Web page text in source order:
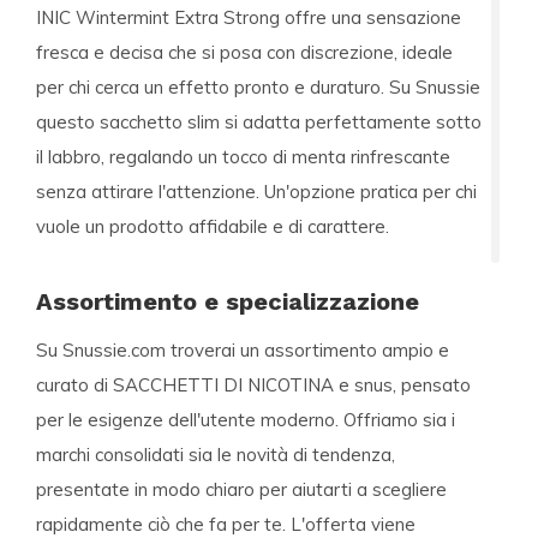
INIC Wintermint Extra Strong offre una sensazione
fresca e decisa che si posa con discrezione, ideale
per chi cerca un effetto pronto e duraturo. Su Snussie
questo sacchetto slim si adatta perfettamente sotto
il labbro, regalando un tocco di menta rinfrescante
senza attirare l'attenzione. Un'opzione pratica per chi
vuole un prodotto affidabile e di carattere.
Assortimento e specializzazione
Su Snussie.com troverai un assortimento ampio e
curato di SACCHETTI DI NICOTINA e snus, pensato
per le esigenze dell'utente moderno. Offriamo sia i
marchi consolidati sia le novità di tendenza,
presentate in modo chiaro per aiutarti a scegliere
rapidamente ciò che fa per te. L'offerta viene